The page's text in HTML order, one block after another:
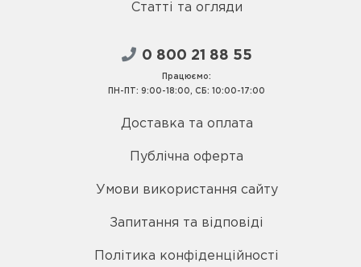
Статті та огляди
0 800 21 88 55
Працюємо:
ПН-ПТ: 9:00-18:00, СБ: 10:00-17:00
Доставка та оплата
Публічна оферта
Умови використання сайту
Запитання та відповіді
Політика конфіденційності